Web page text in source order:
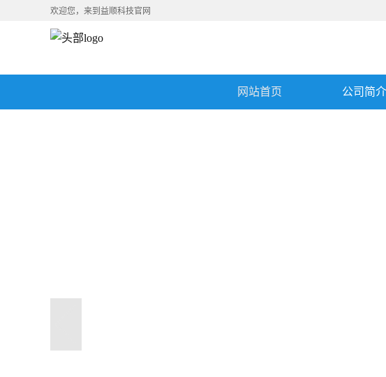
欢迎您，来到益顺科技官网
网站首页 公司简介